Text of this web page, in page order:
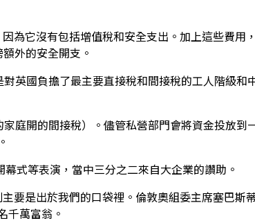
為它沒有包括增值稅和安全支出。加上這些費用
外的安全開支。
英國負擔了最主要直接稅和間接稅的工人階級和
庭開的間接稅）。儘管私營部門會將資金投放到
式等表演，當中三分之二來自大企業的讚助。
要是出於我們的口袋裡。倫敦奧組委主席塞巴斯
萬富翁。